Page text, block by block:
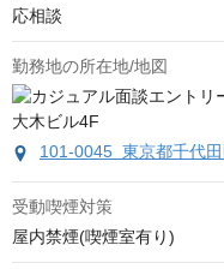
応相談
勤務地の所在地/地図
101-0045 東京都千代
受動喫煙対策
屋内禁煙(喫煙室有り)